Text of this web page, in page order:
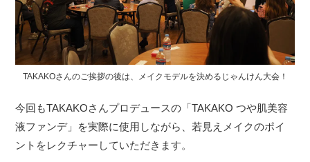
TAKAKOさんのご挨拶の後は、メイクモデルを決めるじゃんけん大会！
今回もTAKAKOさんプロデュースの「TAKAKO つや肌美容
液ファンデ」を実際に使用しながら、若見えメイクのポイ
ントをレクチャーしていただきます。